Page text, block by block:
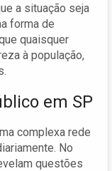
a situação seja
forma de
quaisquer
à população,
em SP
complexa rede
No
questões